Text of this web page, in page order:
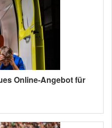
Online-Angebot für